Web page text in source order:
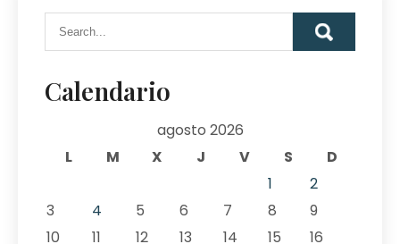
Calendario
agosto 2026
L
M X J V S
D
1
2
3
4 5 6 7 8
9
10
11 12 13 14 15
16